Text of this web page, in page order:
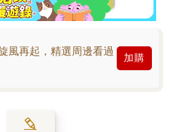
風再起，精選周邊看過
加購